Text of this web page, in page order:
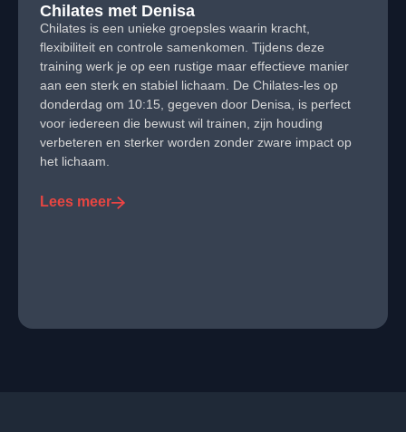
Chilates met Denisa
Chilates is een unieke groepsles waarin kracht,
flexibiliteit en controle samenkomen. Tijdens deze
training werk je op een rustige maar effectieve manier
aan een sterk en stabiel lichaam. De Chilates-les op
donderdag om 10:15, gegeven door Denisa, is perfect
voor iedereen die bewust wil trainen, zijn houding
verbeteren en sterker worden zonder zware impact op
het lichaam.
Lees meer